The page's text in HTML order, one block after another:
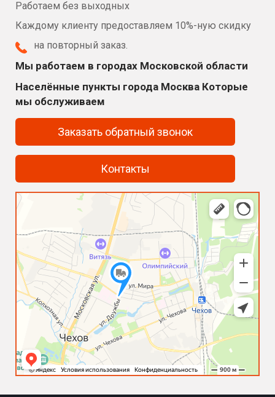
Работаем без выходных
Каждому клиенту предоставляем 10%-ную скидку
на повторный заказ.
Мы работаем в городах Московской области
Населённые пункты города Москва Которые
мы обслуживаем
Заказать обратный звонок
Контакты